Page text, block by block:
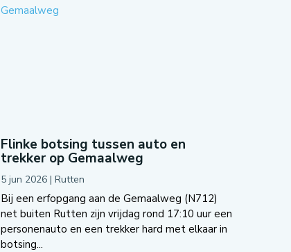
Flinke botsing tussen auto en
trekker op Gemaalweg
5 jun 2026| Rutten
Bij een erfopgang aan de Gemaalweg (N712)
net buiten Rutten zijn vrijdag rond 17:10 uur een
personenauto en een trekker hard met elkaar in
botsing...